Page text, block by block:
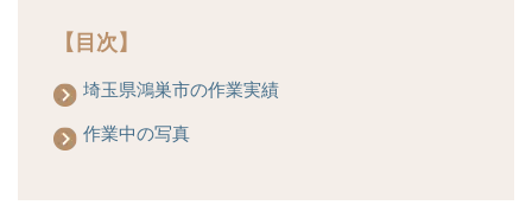
【目次】
埼玉県鴻巣市の作業実績
作業中の写真